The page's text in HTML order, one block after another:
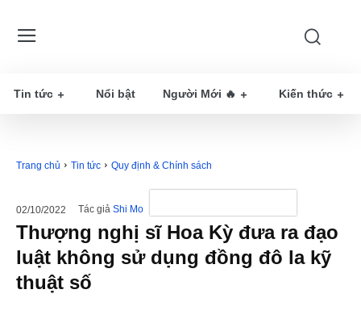
Tin tức Nổi bật Người Mới 🔥 Kiến thức
Trang chủ Tin tức Quy định & Chính sách
02/10/2022 Tác giả Shi Mo
Thượng nghị sĩ Hoa Kỳ đưa ra đạo
luật không sử dụng đồng đô la kỹ
thuật số